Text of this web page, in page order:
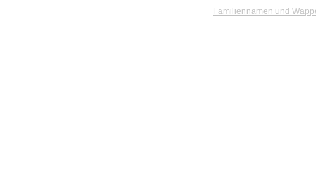
Familiennamen und